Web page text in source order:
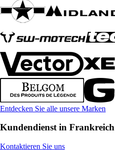
Entdecken Sie alle unsere Marken
Kundendienst in Frankreich
Kontaktieren Sie uns